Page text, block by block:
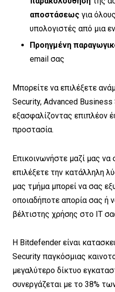
αποστάσεως για
υπολογιστές από μια
Προηγμένη
email σας
Μπορείτε να επιλέξετε
Security, Advanced
εξασφαλίζοντας επιπλέον
προστασία.
Επικοινωνήστε μαζί μας
επιλέξετε την κατάλληλη
μας τμήμα μπορεί να σας
οποιαδήποτε απορία σας ή
βέλτιστης χρήσης στο IT
Η Bitdefender είναι
Security παγκόσμιας
μεγαλύτερο δίκτυο
συνεργάζεται με το 38%